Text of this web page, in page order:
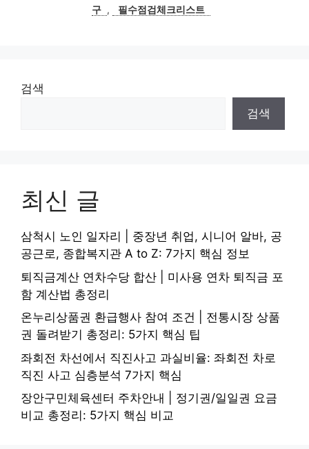
구 , 필수점검체크리스트
검색
검색
최신 글
삼척시 노인 일자리 | 중장년 취업, 시니어 알바, 공
공근로, 종합복지관 A to Z: 7가지 핵심 정보
퇴직금계산 연차수당 합산 | 미사용 연차 퇴직금 포
함 계산법 총정리
온누리상품권 환급행사 참여 조건 | 전통시장 상품
권 돌려받기 총정리: 5가지 핵심 팁
좌회전 차선에서 직진사고 과실비율: 좌회전 차로
직진 사고 심층분석 7가지 핵심
장안구민체육센터 주차안내 | 정기권/일일권 요금
비교 총정리: 5가지 핵심 비교